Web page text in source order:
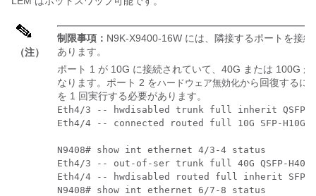
（注）
制限事項： N9K-X9400-16W には、隣接するポートを接
あります。
ポート 1 が 10G に接続されていて、40G または 100G
なります。ポート 2 をハードウェア無効化から回復するに
を 1 回実行する必要があります。
Eth4/3 -- hwdisabled trunk full inherit QSFP-
Eth4/4 -- connected routed full 10G SFP-H10GB-
N9408# show int ethernet 4/3-4 status
Eth4/3 -- out-of-ser trunk full 40G QSFP-H40G-
Eth4/4 -- hwdisabled routed full inherit SFP-
N9408# show int ethernet 6/7-8 status